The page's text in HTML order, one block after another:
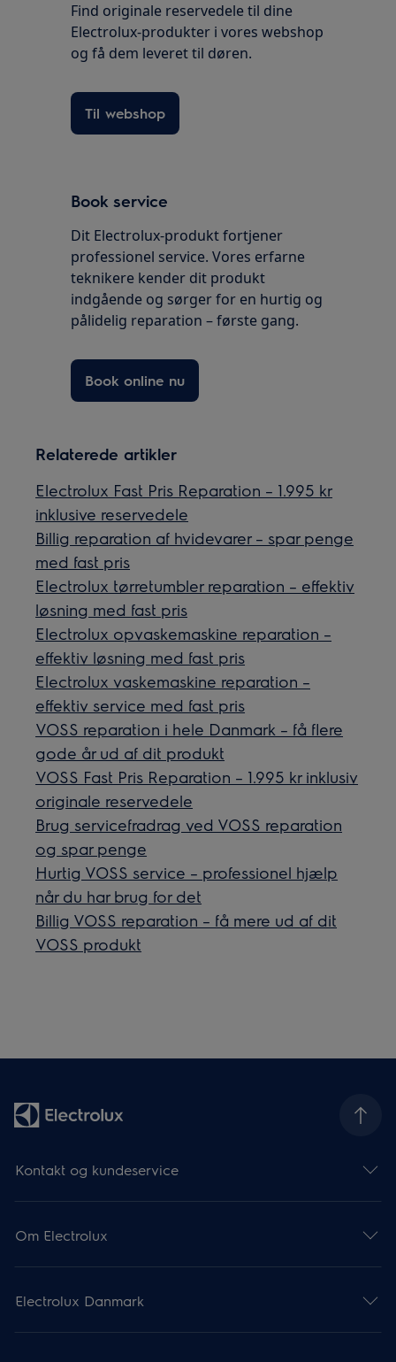
Find originale reservedele til dine
Electrolux-produkter i vores webshop
og få dem leveret til døren.
Til webshop
Book service
Dit Electrolux-produkt fortjener
professionel service. Vores erfarne
teknikere kender dit produkt
indgående og sørger for en hurtig og
pålidelig reparation – første gang.
Book online nu
Relaterede artikler
Electrolux Fast Pris Reparation – 1.995 kr
inklusive reservedele
Billig reparation af hvidevarer – spar penge
med fast pris
Electrolux tørretumbler reparation – effektiv
løsning med fast pris
Electrolux opvaskemaskine reparation –
effektiv løsning med fast pris
Electrolux vaskemaskine reparation –
effektiv service med fast pris
VOSS reparation i hele Danmark – få flere
gode år ud af dit produkt
VOSS Fast Pris Reparation – 1.995 kr inklusiv
originale reservedele
Brug servicefradrag ved VOSS reparation
og spar penge
Hurtig VOSS service – professionel hjælp
når du har brug for det
Billig VOSS reparation – få mere ud af dit
VOSS produkt
Kontakt og kundeservice
Om Electrolux
Electrolux Danmark